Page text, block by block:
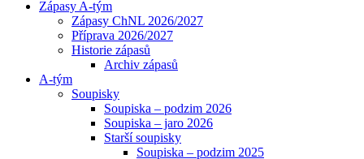
Zápasy A-tým
Zápasy ChNL 2026/2027
Příprava 2026/2027
Historie zápasů
Archiv zápasů
A-tým
Soupisky
Soupiska – podzim 2026
Soupiska – jaro 2026
Starší soupisky
Soupiska – podzim 2025